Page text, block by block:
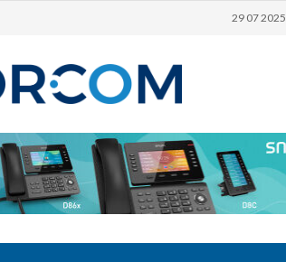
29 07 2025